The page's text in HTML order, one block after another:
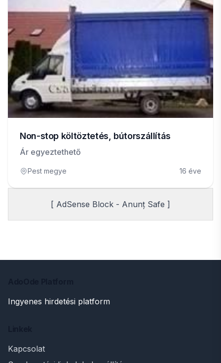
Non-stop költöztetés, bútorszállítás
Ár egyeztethető
Pest megye 16 éve
[ AdSense Block - Anunț Safe ]
Ingyenes hirdetési platform
Kapcsolat